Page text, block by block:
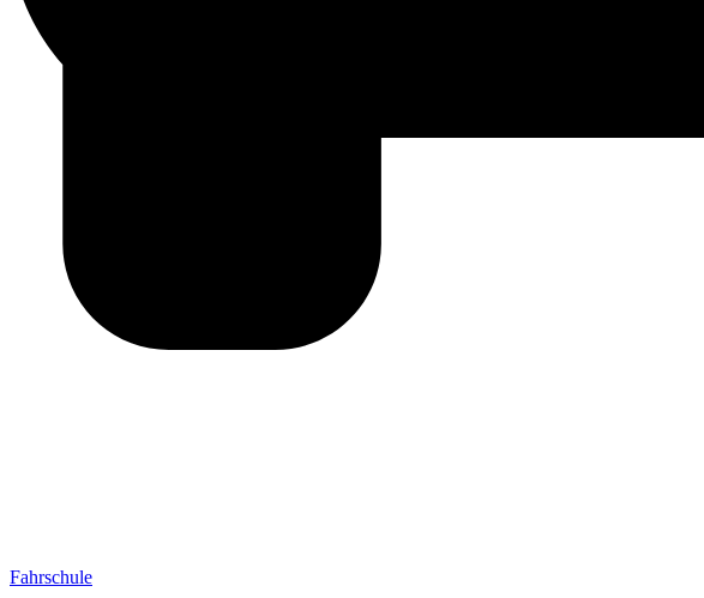
Fahrschule